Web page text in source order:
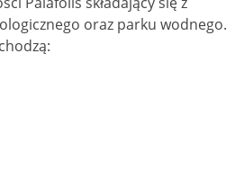
oraz parku wodnego.